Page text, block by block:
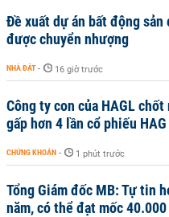
Đề xuất dự án bất động sản
được chuyển nhượng
NHÀ ĐẤT - 16 giờ trước
Công ty con của HAGL
gấp hơn 4 lần cổ phiếu HAG
CHỨNG KHOÁN - 1 phút trước
Tổng Giám đốc MB: Tự tin
năm, có thể đạt mốc